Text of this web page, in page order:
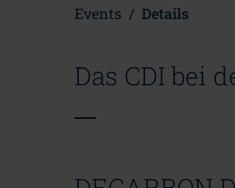
Events / Details
Das CDI bei